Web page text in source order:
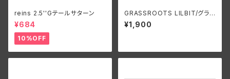
reins 2.5''Gテールサターン
¥684
10%OFF
GRASSROOTS LILBIT/グラス
ルーツ リルビット
¥1,900